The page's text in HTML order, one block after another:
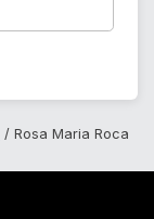
Rosa Maria Roca